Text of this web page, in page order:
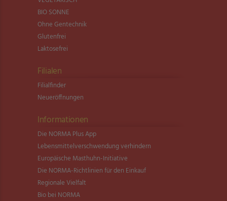
BIO SONNE
Ohne Gentechnik
Glutenfrei
Laktosefrei
Filialen
Filialfinder
Neueröffnungen
Informationen
Die NORMA Plus App
Lebensmittel­verschwendung verhindern
Europäische Masthuhn-Initiative
Die NORMA-Richtlinien für den Einkauf
Regionale Vielfalt
Bio bei NORMA